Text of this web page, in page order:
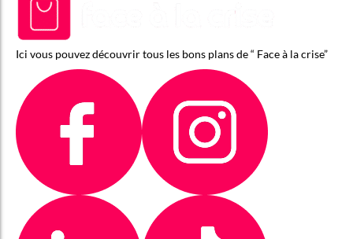
Ici vous pouvez découvrir tous les bons plans de “ Face à la crise”